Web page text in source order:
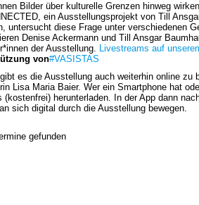
Bilder über kulturelle Grenzen hinweg
ein Ausstellungsprojekt von Till
untersucht diese Frage unter verschiedenen
Denise Ackermann und Till Ansgar
der Ausstellung. Livestreams auf
von#VASISTAS
es die Ausstellung auch weiterhin online zu
Lisa Maria Baier. Wer ein Smartphone hat
(kostenfrei) herunterladen. In der App dann
sich digital durch die Ausstellung bewegen.
gefunden